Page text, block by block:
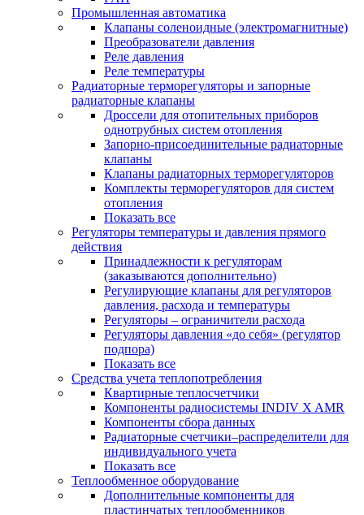
Промышленная автоматика
Клапаны соленоидные (электромагнитные)
Преобразователи давления
Реле давления
Реле температуры
Радиаторные терморегуляторы и запорные
радиаторные клапаны
Дроссели для отопительных приборов
однотрубных систем отопления
Запорно-присоединительные радиаторные
клапаны
Клапаны радиаторных терморегуляторов
Комплекты терморегуляторов для систем
отопления
Показать все
Регуляторы температуры и давления прямого
действия
Принадлежности к регуляторам
(заказываются дополнительно)
Регулирующие клапаны для регуляторов
давления, расхода и температуры
Регуляторы – ограничители расхода
Регуляторы давления «до себя» (регулятор
подпора)
Показать все
Средства учета теплопотребления
Квартирные теплосчетчики
Компоненты радиосистемы INDIV X AMR
Компоненты сбора данных
Радиаторные счетчики–распределители для
индивидуального учета
Показать все
Теплообменное оборудование
Дополнительные компоненты для
пластинчатых теплообменников